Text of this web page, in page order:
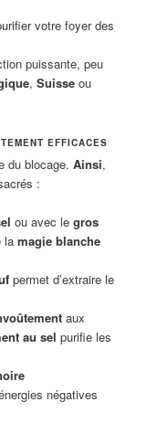
votre foyer des
puissante, peu
, Suisseou
EFFICACES
du blocage.Ainsi,
:
ou avec le gros
la magie blanche
permet d’extraire le
aux
au sel purifie les
négatives